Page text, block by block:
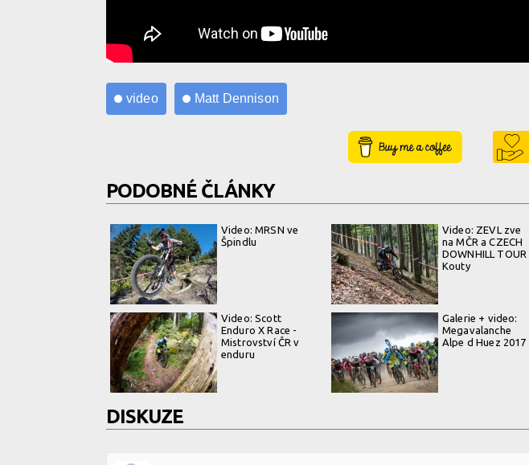
video Matt Dennison
Buy Me a Coffee
PODOBNÉ ČLÁNKY
Video: MRSN ve
Špindlu
Video: ZEVL zve
na MČR a CZECH
DOWNHILL TOUR
Kouty
Video: Scott
Enduro X Race -
Mistrovství ČR v
enduru
Galerie + video:
Megavalanche
Alpe d Huez 2017
DISKUZE